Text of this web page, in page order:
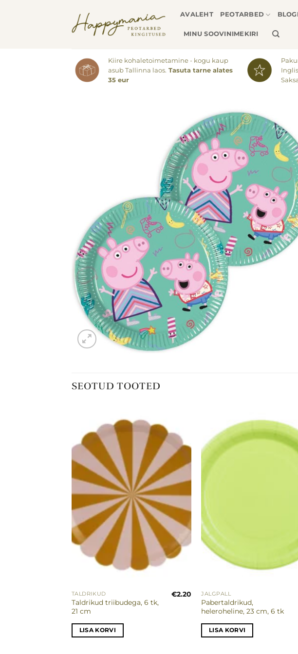
AVALEHT PEOTARBED
MINU SOOVINIMEKIRI
Kiire kohaletoimetamine - kogu kaup
asub Tallinna laos. Tasuta tarne alates
35 eur
Lisa
SEOTUD TOOTED
Lisa
soovinimekirja
TALDRIKUD
Taldrikud triibudega, 6 tk,
21 cm
€2.20
LISA KORVI
Lisa
JALGPALL
Pabertaldrikud,
heleroheline, 23 cm, 6 tk
LISA KORVI